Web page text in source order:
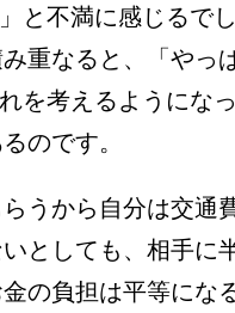
と不満に感じるで
重なると、「やっ
を考えるようにな
のです。
うから自分は交通
としても、相手に
の負担は平等にな